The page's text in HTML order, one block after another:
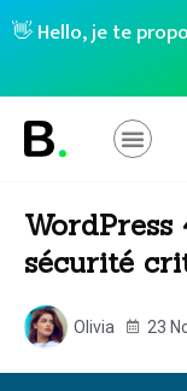
👋 Hello, je te
WordPress
sécurité
Olivia 23